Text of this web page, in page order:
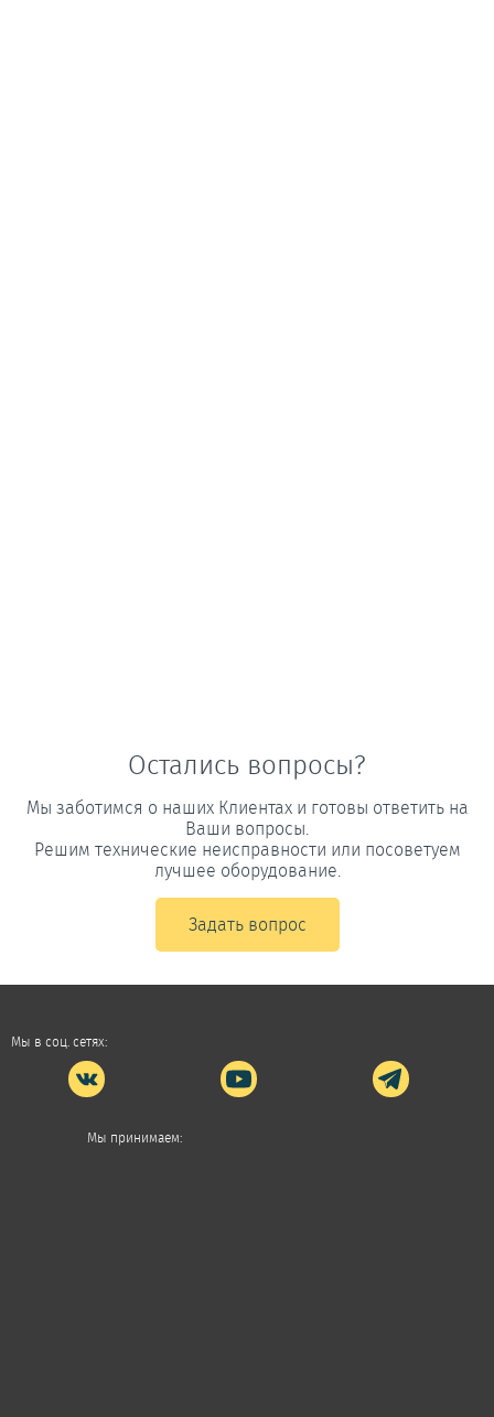
Остались вопросы?
Мы заботимся о наших Клиентах и готовы ответить на
Ваши вопросы.
Решим технические неисправности или посоветуем
лучшее оборудование.
Задать вопрос
Мы в соц. сетях:
Мы принимаем: